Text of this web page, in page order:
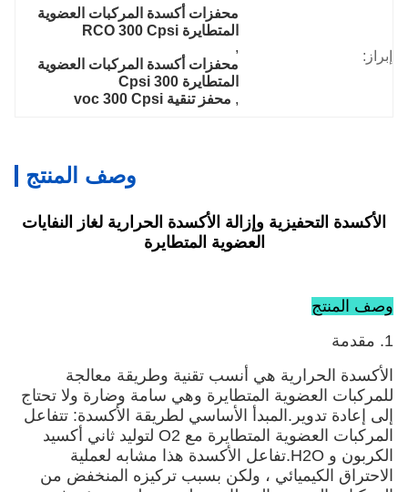
إبراز:
محفزات أكسدة المركبات العضوية
المتطايرة RCO 300 Cpsi
,
محفزات أكسدة المركبات العضوية
المتطايرة 300 Cpsi
, محفز تنقية voc 300 Cpsi
وصف المنتج
الأكسدة التحفيزية وإزالة الأكسدة الحرارية لغاز النفايات
العضوية المتطايرة
وصف المنتج
1. مقدمة
الأكسدة الحرارية هي أنسب تقنية وطريقة معالجة
للمركبات العضوية المتطايرة وهي سامة وضارة ولا تحتاج
إلى إعادة تدوير.المبدأ الأساسي لطريقة الأكسدة: تتفاعل
المركبات العضوية المتطايرة مع O2 لتوليد ثاني أكسيد
الكربون و H2O.تفاعل الأكسدة هذا مشابه لعملية
الاحتراق الكيميائي ، ولكن بسبب تركيزه المنخفض من